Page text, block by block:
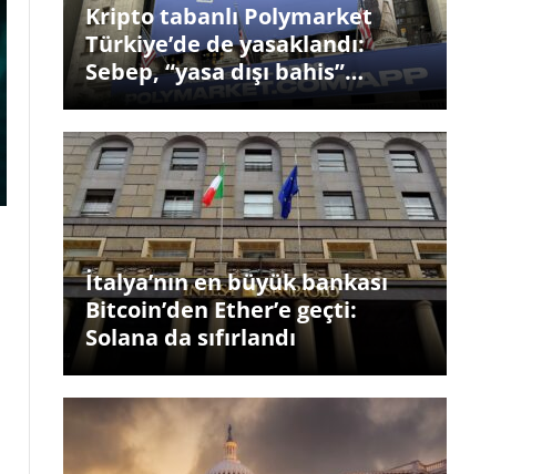
Kripto tabanlı Polymarket
Türkiye’de de yasaklandı:
Sebep, “yasa dışı bahis”…
İtalya’nın en büyük bankası
Bitcoin’den Ether’e geçti:
Solana da sıfırlandı